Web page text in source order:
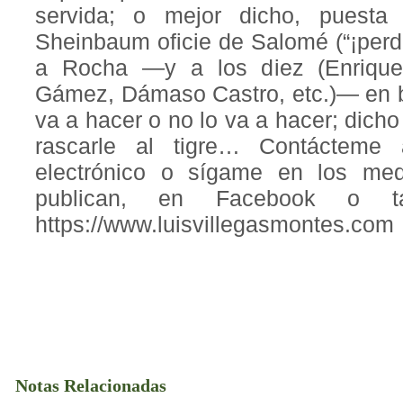
servida; o mejor dicho,
Sheinbaum oficie de Salomé
a Rocha —y a los diez
Gámez, Dámaso Castro, etc.)— en
va a hacer o no lo va a hacer;
rascarle al tigre…
electrónico o sígame en los
publican, en Facebook o
https://www.luisvillegasmontes.com
Notas Relacionadas